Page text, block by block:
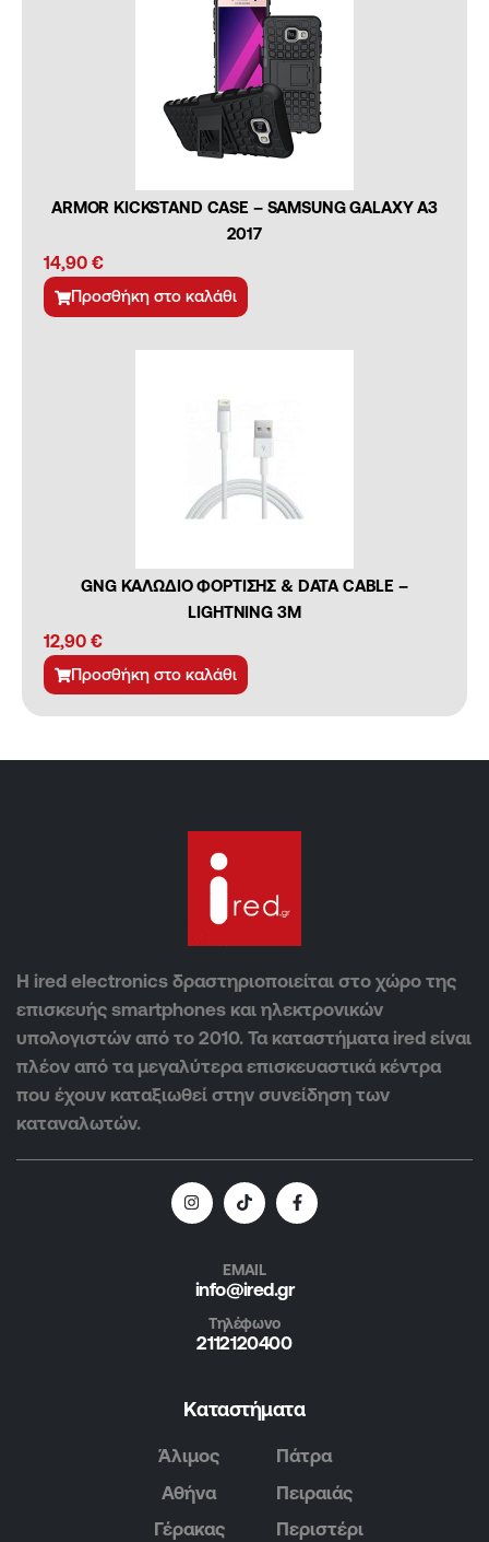
ARMOR KICKSTAND CASE – SAMSUNG GALAXY A3
2017
14,90 €
Προσθήκη στο καλάθι
GNG ΚΑΛΩΔΙΟ ΦΟΡΤΙΣΗΣ & DATA CABLE –
LIGHTNING 3M
12,90 €
Προσθήκη στο καλάθι
Η ired electronics δραστηριοποιείται στο χώρο της
επισκευής smartphones και ηλεκτρονικών
υπολογιστών από το 2010. Τα καταστήματα ired είναι
πλέον από τα μεγαλύτερα επισκευαστικά κέντρα
που έχουν καταξιωθεί στην συνείδηση των
καταναλωτών.
EMAIL
info@ired.gr
Τηλέφωνο
2112120400
Καταστήματα
Άλιμος
Αθήνα
Γέρακας
Πάτρα
Πειραιάς
Περιστέρι